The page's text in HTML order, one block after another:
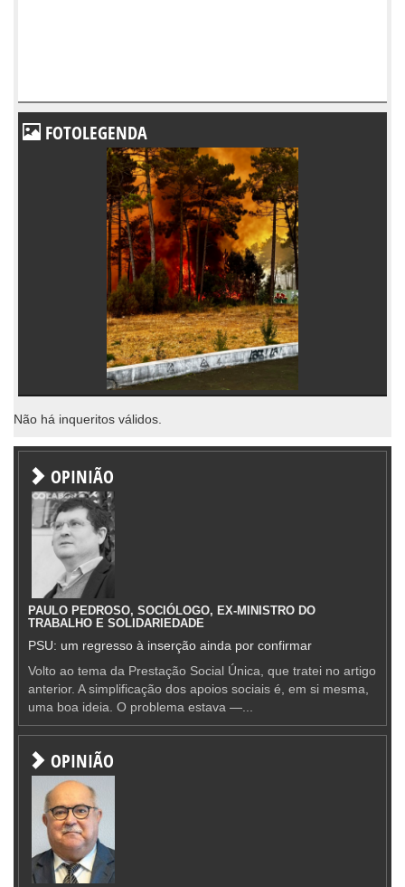
FOTOLEGENDA
Não há inqueritos válidos.
OPINIÃO
PAULO PEDROSO, SOCIÓLOGO, EX-MINISTRO DO
TRABALHO E SOLIDARIEDADE
PSU: um regresso à inserção ainda por confirmar
Volto ao tema da Prestação Social Única, que tratei no artigo
anterior. A simplificação dos apoios sociais é, em si mesma,
uma boa ideia. O problema estava —...
OPINIÃO